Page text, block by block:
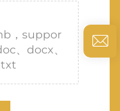
，suppor
、docx、
txt